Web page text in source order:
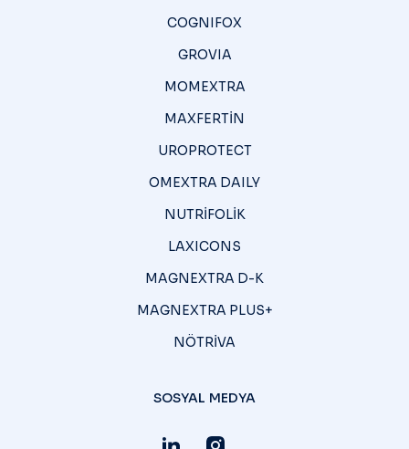
COGNIFOX
GROVIA
MOMEXTRA
MAXFERTİN
UROPROTECT
OMEXTRA DAILY
NUTRİFOLİK
LAXICONS
MAGNEXTRA D-K
MAGNEXTRA PLUS+
NÖTRİVA
SOSYAL MEDYA